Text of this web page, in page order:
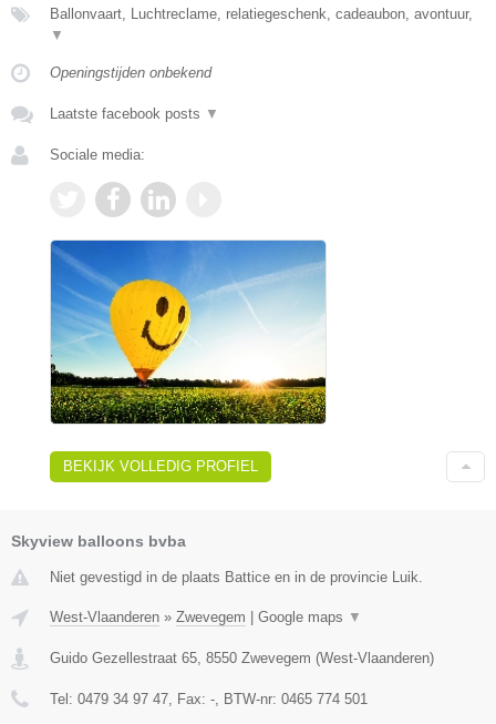
Ballonvaart, Luchtreclame, relatiegeschenk, cadeaubon, avontuur,
▼
Openingstijden onbekend
Laatste facebook posts ▼
Sociale media:
BEKIJK VOLLEDIG PROFIEL
Skyview balloons bvba
Niet gevestigd in de plaats Battice en in de provincie Luik.
West-Vlaanderen » Zwevegem | Google maps ▼
Guido Gezellestraat 65 8550 Zwevegem (West-Vlaanderen)
Tel: 0479 34 97 47 , Fax: - , BTW-nr: 0465 774 501